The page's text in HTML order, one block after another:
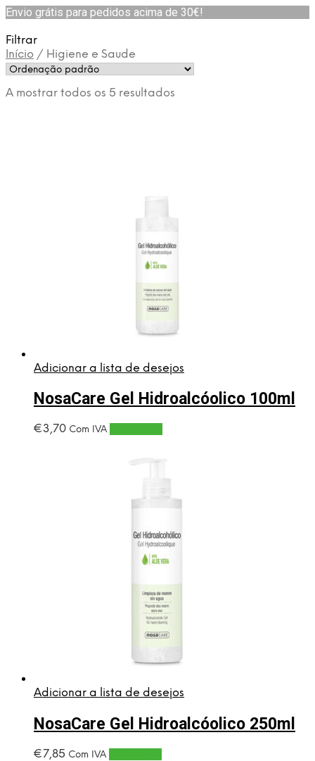
Envio grátis para pedidos acima de 30€!
Filtrar
Início / Higiene e Saude
A mostrar todos os 5 resultados
Adicionar a lista de desejos
NosaCare Gel Hidroalcóolico 100ml
€3,70 Com IVA
Adicionar a lista de desejos
NosaCare Gel Hidroalcóolico 250ml
€7,85 Com IVA